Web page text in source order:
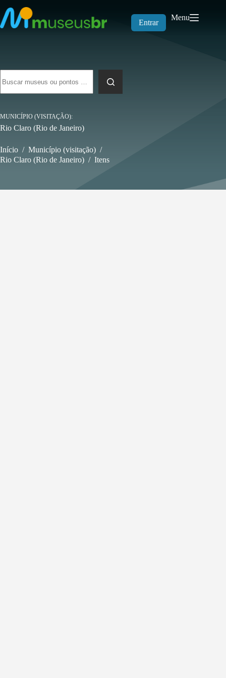
para
o
conteúdo
Entrar
Menu
resultados
MUNICÍPIO (VISITAÇÃO)
Rio Claro (Rio de Janeiro)
Início / Município (visitação) /
Rio Claro (Rio de Janeiro) / Itens